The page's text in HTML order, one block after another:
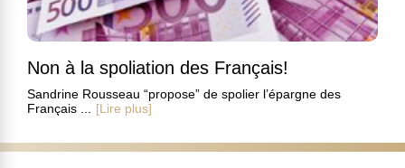
Non à la spoliation des Français!
Sandrine Rousseau “propose” de spolier l’épargne des
Français ...
[Lire plus]